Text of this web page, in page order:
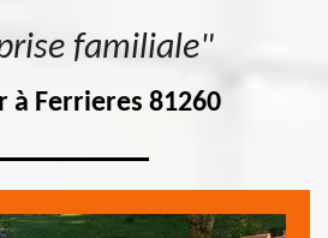
familiale"
à Ferrieres 81260